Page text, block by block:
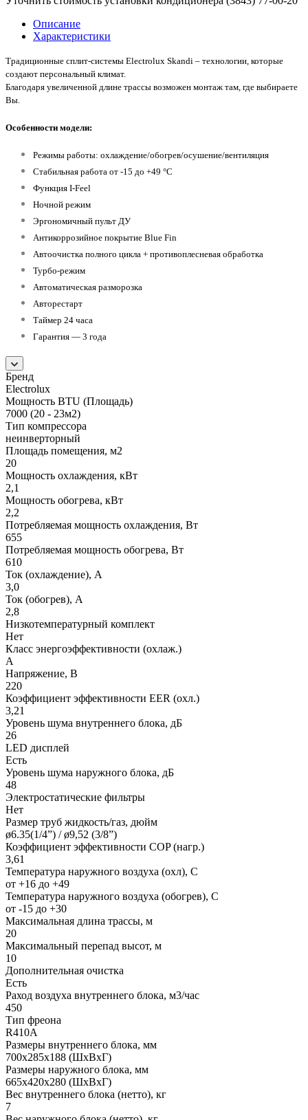
Описание
Характеристики
Традиционные сплит-системы Electrolux Skandi – технологии, которые
создают персональный климат.
Благодаря увеличенной длине трассы возможен монтаж там, где выбираете
Вы.
Особенности модели:
Режимы работы: охлаждение/обогрев/осушение/вентиляция
Стабильная работа от -15 до +49 °C
Функция I-Feel
Ночной режим
Эргономичный пульт ДУ
Антикоррозийное покрытие Blue Fin
Автоочистка полного цикла + противоплесневая обработка
Турбо-режим
Автоматическая разморозка
Авторестарт
Таймер 24 часа
Гарантия — 3 года
Бренд
Electrolux
Мощность BTU (Площадь)
7000 (20 - 23м2)
Тип компрессора
неинверторный
Площадь помещения, м2
20
Мощность охлаждения, кВт
2,1
Мощность обогрева, кВт
2,2
Потребляемая мощность охлаждения, Вт
655
Потребляемая мощность обогрева, Вт
610
Ток (охлаждение), А
3,0
Ток (обогрев), А
2,8
Низкотемпературный комплект
Нет
Класс энергоэффективности (охлаж.)
A
Напряжение, В
220
Коэффициент эффективности EER (охл.)
3,21
Уровень шума внутреннего блока, дБ
26
LED дисплей
Есть
Уровень шума наружного блока, дБ
48
Электростатические фильтры
Нет
Размер труб жидкость/газ, дюйм
ø6.35(1/4”) / ø9,52 (3/8”)
Коэффициент эффективности COP (нагр.)
3,61
Температура наружного воздуха (охл), С
от +16 до +49
Температура наружного воздуха (обогрев), С
от -15 до +30
Максимальная длина трассы, м
20
Максимальный перепад высот, м
10
Дополнительная очистка
Есть
Раход воздуха внутреннего блока, м3/час
450
Тип фреона
R410A
Размеры внутреннего блока, мм
700x285х188 (ШхВхГ)
Размеры наружного блока, мм
665х420х280 (ШхВхГ)
Вес внутреннего блока (нетто), кг
7